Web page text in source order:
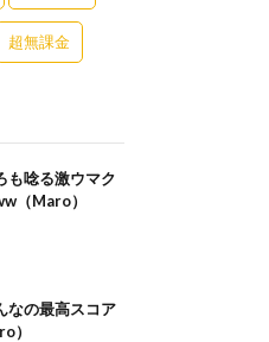
超無課金
も唸る激ウマク
（Maro）
なの最高スコア
）